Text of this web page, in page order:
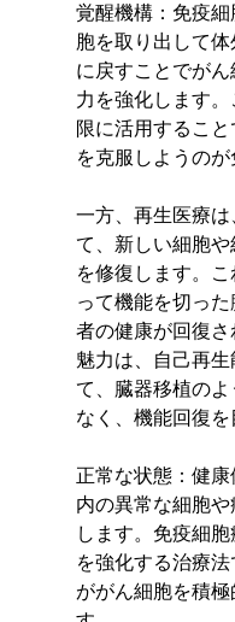
覚醒機構：免疫
胞を取り出して
に戻すことでが
力を強化します
限に活用するこ
を克服しようのが
一方、再生医療
て、新しい細胞
を修復します。
って機能を切っ
者の健康が回復
魅力は、自己再
て、臓器移植の
なく、機能回復を
正常な状態：健
内の異常な細胞
します。免疫細
を強化する治療
ががん細胞を積